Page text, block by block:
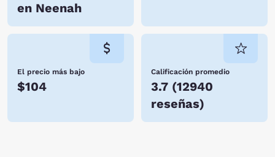
en Neenah
El precio más bajo
$104
Calificación promedio
3.7 (12940
reseñas)